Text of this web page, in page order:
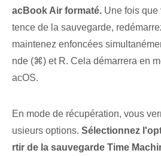
acBook Air formaté. Une fois
tence de la sauvegarde,
maintenez enfoncées
nde (⌘) et R. Cela démarrera en
acOS.
En mode de récupération, vous
usieurs options. Sélectionnez
rtir de la sauvegarde Time